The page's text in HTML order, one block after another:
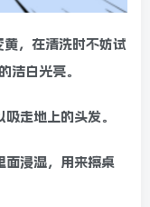
，在清洗时不妨试
洁白光亮。
走地上的头发。
面浸湿，用来擦桌